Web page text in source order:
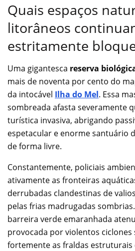
Quais espaços
litorâneos
estritamente
Uma gigantesca reserva
mais de noventa por cento do
da intocável Ilha do Mel. Essa
sombreada afasta severamente
turística invasiva, abrigando
espetacular e enorme santuário
de forma livre.
Constantemente, policiais
ativamente as fronteiras
derrubadas clandestinas de
pelas frias madrugadas
barreira verde emaranhada
provocada por violentos ciclones
fortemente as fraldas estruturais